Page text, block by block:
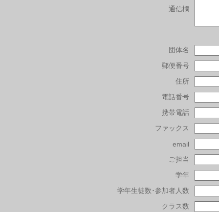
通信欄
団体名
郵便番号
住所
電話番号
携帯電話
ファックス
email
ご担当
学年
学年生徒数･参加者人数
クラス数